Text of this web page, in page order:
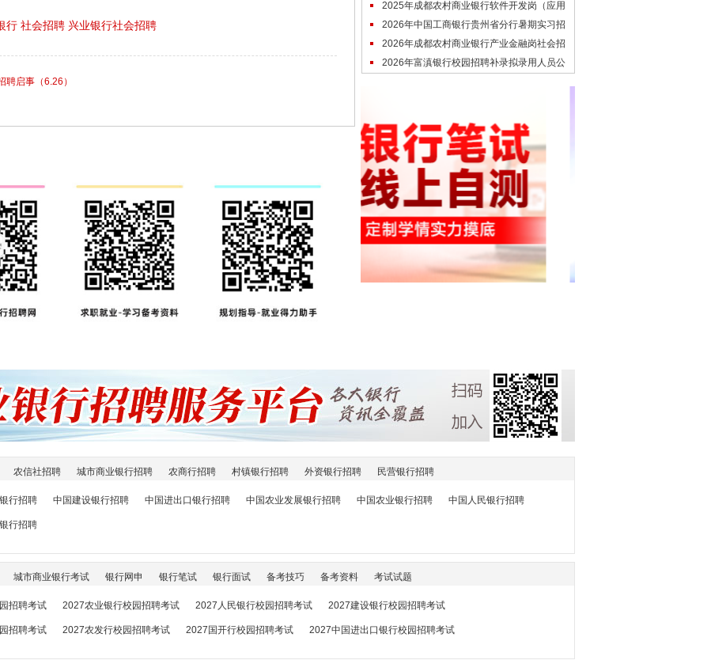
行 社会招聘 兴业银行社会招聘
启事（6.26）
聘拟聘人员名单公示
2025年成都农村商业银行软件开发岗（应用
架构方向）社会招聘拟聘人员名单公
2026年中国工商银行贵州省分行暑期实习招
聘视频面试通知
2026年成都农村商业银行产业金融岗社会招
聘拟聘人员名单公示
2026年富滇银行校园招聘补录拟录用人员公
农信社招聘 城市商业银行招聘 农商行招聘 村镇银行招聘 外资银行招聘 民营银行招聘
行招聘 中国建设银行招聘 中国进出口银行招聘 中国农业发展银行招聘 中国农业银行招聘 中国人民银行招聘
行招聘
城市商业银行考试 银行网申 银行笔试 银行面试 备考技巧 备考资料 考试试题
招聘考试 2027农业银行校园招聘考试 2027人民银行校园招聘考试 2027建设银行校园招聘考试
招聘考试 2027农发行校园招聘考试 2027国开行校园招聘考试 2027中国进出口银行校园招聘考试